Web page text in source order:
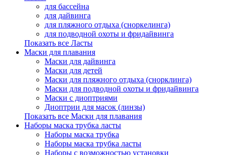
для бассейна
для дайвинга
для пляжного отдыха (сноркелинга)
для подводной охоты и фридайвинга
Показать все Ласты
Маски для плавания
Маски для дайвинга
Маски для детей
Маски для пляжного отдыха (снорклинга)
Маски для подводной охоты и фридайвинга
Маски с диоптриями
Диоптрии для масок (линзы)
Показать все Маски для плавания
Наборы маска трубка ласты
Наборы маска трубка
Наборы маска трубка ласты
Наборы с возможностью установки